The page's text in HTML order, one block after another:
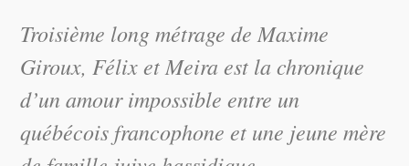
Troisième long métrage de Maxime
Giroux, Félix et Meira est la chronique
d’un amour impossible entre un
québécois francophone et une jeune mère